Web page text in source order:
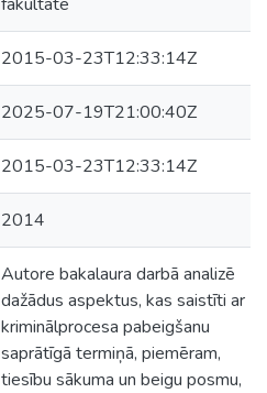
2015-03-23T12:33:14Z
2025-07-19T21:00:40Z
2015-03-23T12:33:14Z
2014
Autore bakalaura darbā analizē
dažādus aspektus, kas saistīti ar
kriminālprocesa pabeigšanu
saprātīgā termiņā, piemēram,
tiesību sākuma un beigu posmu,